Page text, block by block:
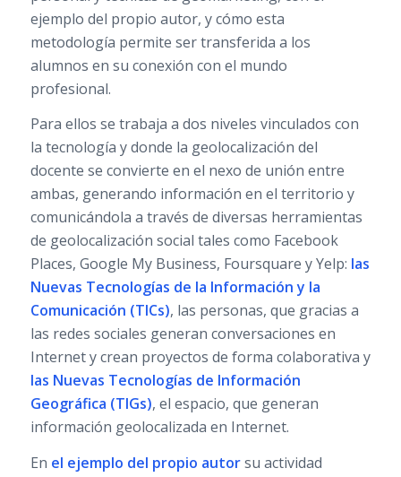
ejemplo del propio autor, y cómo esta
metodología permite ser transferida a los
alumnos en su conexión con el mundo
profesional.
Para ellos se trabaja a dos niveles vinculados con
la tecnología y donde la geolocalización del
docente se convierte en el nexo de unión entre
ambas, generando información en el territorio y
comunicándola a través de diversas herramientas
de geolocalización social tales como Facebook
Places, Google My Business, Foursquare y Yelp: las
Nuevas Tecnologías de la Información y la
Comunicación (TICs), las personas, que gracias a
las redes sociales generan conversaciones en
Internet y crean proyectos de forma colaborativa y
las Nuevas Tecnologías de lnformación
Geográfica (TIGs), el espacio, que generan
información geolocalizada en Internet.
En el ejemplo del propio autorsu actividad